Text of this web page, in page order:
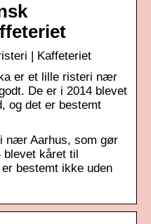
| Kaffeteriet
er et lille risteri nær
De er i 2014 blevet
og det er bestemt
nær Aarhus, som gør
blevet kåret til
bestemt ikke uden